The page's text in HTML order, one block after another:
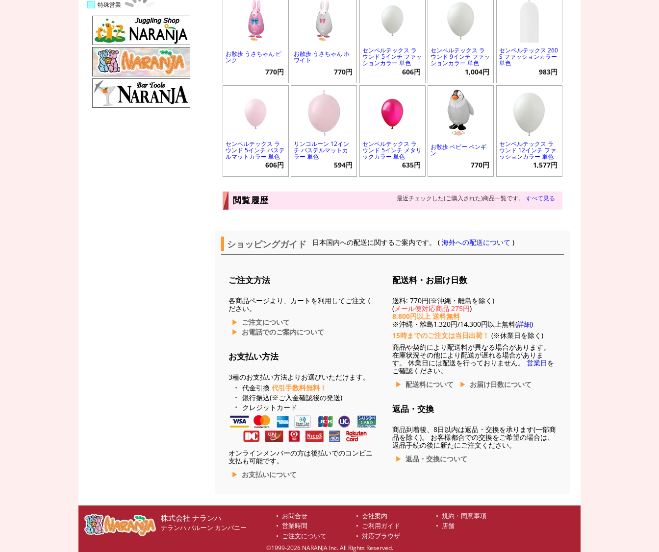
特殊営業
お散歩 うさちゃん ピ
ンク
770円
お散歩 うさちゃん ホ
ワイト
770円
センペルテックス ラ
ウンド 5インチ ファッ
ションカラー 単色
606円
センペルテックス ラ
ウンド 9インチ ファッ
ションカラー 単色
1,004円
センペルテックス 260
S ファッションカラー
単色
983円
センペルテックス ラ
ウンド 5インチ パステ
ルマットカラー 単色
606円
リンコルーン 12イン
チ パステルマットカ
ラー 単色
594円
センペルテックス ラ
ウンド 5インチ メタリ
ックカラー 単色
635円
お散歩 ベビー ペンギ
ン
770円
センペルテックス ラ
ウンド 12インチ ファ
ッションカラー 単色
1,577円
閲覧履歴 最近チェックした(ご購入された)商品一覧です。 すべて見る
ショッピングガイド 日本国内への配送に関するご案内です。 (海外への配送について )
ご注文方法
各商品ページより、カートを利用してご注文く
ださい。
ご注文について
お電話でのご案内について
お支払い方法
3種のお支払い方法よりお選びいただけます。
代金引換 代引手数料無料！
銀行振込(※ご入金確認後の発送)
クレジットカード
オンラインメンバーの方は後払いでのコンビニ
支払も可能です。
お支払いについて
配送料・お届け日数
送料: 770円(※沖縄・離島を除く)
( メール便対応商品 275円)
8,800円以上 送料無料
※沖縄・離島1,320円/14,300円以上無料(詳細)
15時までのご注文は当日出荷！ (※休業日を除く)
商品や契約により配送料が異なる場合があります。
在庫状況その他により配送が遅れる場合がありま
す。 休業日には配送を行っておりません。 営業日を
ご確認ください。
配送料について
お届け日数について
返品・交換
商品到着後、8日以内は返品・交換を承ります(一部商
品を除く)。 お客様都合での交換をご希望の場合は、
返品手続の後に新たにご注文ください。
返品・交換について
株式会社 ナランハ
ナランハ バルーン カンパニー
お問合せ 会社案内
規約・同意事項
営業時間
ご利用ガイド
店舗
ご注文について
対応ブラウザ
©1999-2026 NARANJA Inc. All Rights Reserved.